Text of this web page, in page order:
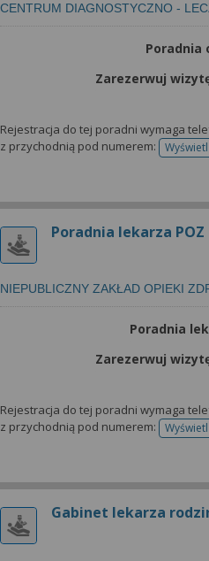
CENTRUM DIAGNOSTYCZNO -
Poradnia
Zarezerwuj
Rejestracja do tej poradni wymaga
z przychodnią pod numerem:
Poradnia lekarza POZ
NIEPUBLICZNY ZAKŁAD OPIEKI
Poradnia
Zarezerwuj
Rejestracja do tej poradni wymaga
z przychodnią pod numerem:
Gabinet lekarza